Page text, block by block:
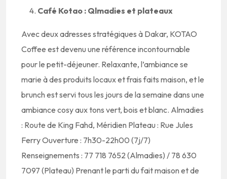
Café Kotao : Qlmadies et plateaux
Avec deux adresses stratégiques à Dakar, KOTAO
Coffee est devenu une référence incontournable
pour le petit-déjeuner. Relaxante, l’ambiance se
marie à des produits locaux et frais faits maison, et le
brunch est servi tous les jours de la semaine dans une
ambiance cosy aux tons vert, bois et blanc. Almadies
: Route de King Fahd, Méridien Plateau : Rue Jules
Ferry Ouverture : 7h30-22h00 (7j/7)
Renseignements : 77 718 7652 (Almadies) / 78 630
7097 (Plateau) Prenant le parti du fait maison et de